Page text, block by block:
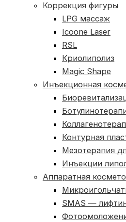
Коррекция фигуры
LPG массаж
Icoone Laser
RSL
Криолиполиз
Magic Shape
Инъекционная
Контурная
Мезотерапия
Инъекции
Аппаратная
SMAS —